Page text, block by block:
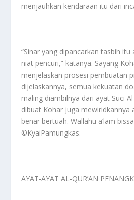
menjauhkan kendaraan itu dari
“Sinar yang dipancarkan tasbih
niat pencuri,” katanya. Sayang
menjelaskan prosesi pembuatan
dijelaskannya, semua kekuatan
maling diambilnya dari ayat Suci
dibuat Kohar juga mewiridkannya
benar bertuah. Wallahu a’lam
©️KyaiPamungkas.
AYAT-AYAT AL-QUR’AN